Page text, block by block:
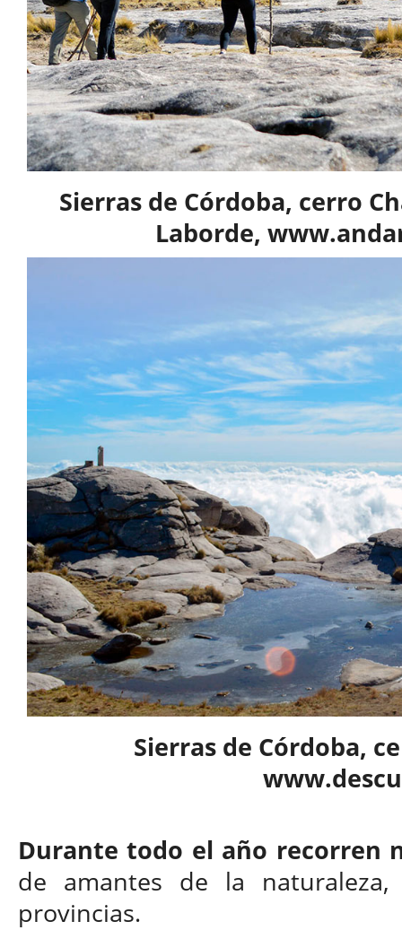
Sierras de Córdoba, cerro
Laborde,
Sierras de Córdoba,
Durante todo el año recorren
de amantes de la
provincias.